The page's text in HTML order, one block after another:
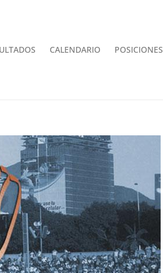
CALENDARIO POSICIONES